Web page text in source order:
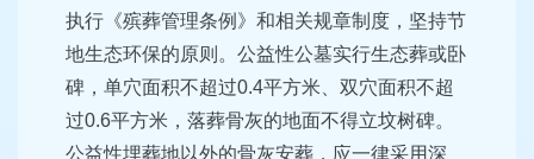
执行《殡葬管理条例》和相关规章制度，坚持节
地生态环保的原则。公益性公墓实行生态葬或卧
碑，单穴面积不超过0.4平方米、双穴面积不超
过0.6平方米，落葬骨灰的地面不得立坟树碑。
公益性埋葬地以外的骨灰安葬，应一律采用深